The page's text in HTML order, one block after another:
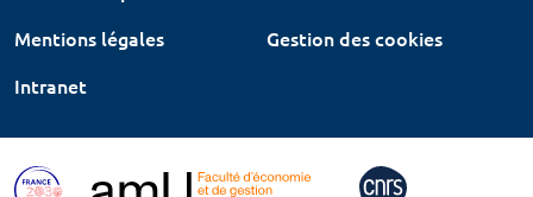
Mentions légales
Gestion des cookies
Intranet